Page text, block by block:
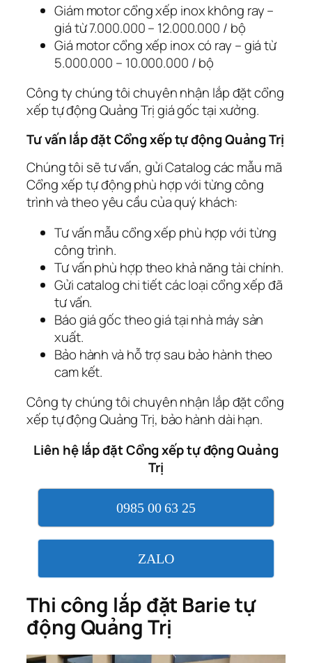
Giám motor cổng xếp inox không ray –
giá từ 7.000.000 – 12.000.000 / bộ
Giá motor cổng xếp inox có ray – giá từ
5.000.000 – 10.000.000 / bộ
Công ty chúng tôi chuyên nhận lắp đặt cổng
xếp tự động Quảng Trị giá gốc tại xưởng.
Tư vấn lắp đặt Cổng xếp tự động Quảng Trị
Chúng tôi sẽ tư vấn, gửi Catalog các mẫu mã
Cổng xếp tự động phù hợp với từng công
trình và theo yêu cầu của quý khách:
Tư vấn mẫu cổng xếp phù hợp với từng
công trình.
Tư vấn phù hợp theo khả năng tài chính.
Gửi catalog chi tiết các loại cổng xếp đã
tư vấn.
Báo giá gốc theo giá tại nhà máy sản
xuất.
Bảo hành và hỗ trợ sau bảo hành theo
cam kết.
Công ty chúng tôi chuyên nhận lắp đặt cổng
xếp tự động Quảng Trị, bảo hành dài hạn.
Liên hệ lắp đặt Cổng xếp tự động Quảng
Trị
0985 00 63 25
ZALO
Thi công lắp đặt Barie tự
động Quảng Trị